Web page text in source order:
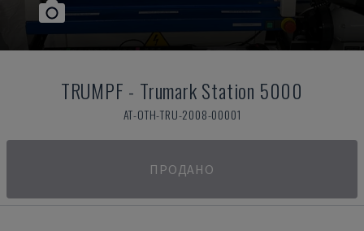
TRUMPF - Trumark Station 5000
AT-OTH-TRU-2008-00001
ПРОДАНО